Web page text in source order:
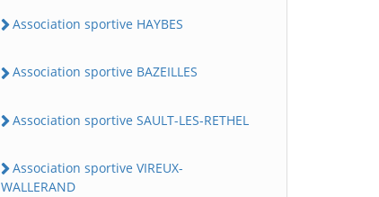
Association sportive HAYBES
Association sportive BAZEILLES
Association sportive SAULT-LES-RETHEL
Association sportive VIREUX-
WALLERAND